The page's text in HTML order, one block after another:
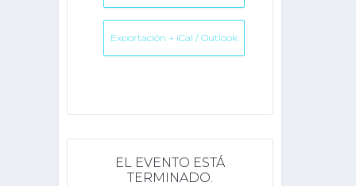
Exportación + iCal / Outlook
EL EVENTO ESTÁ
TERMINADO.